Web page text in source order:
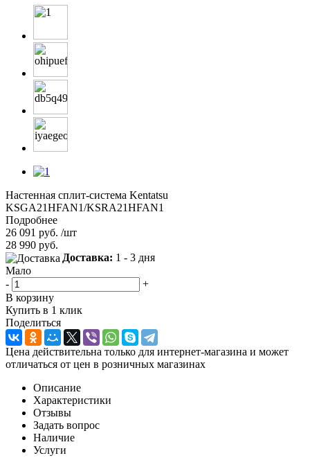
Настенная сплит-система Kentatsu
KSGA21HFAN1/KSRA21HFAN1
Подробнее
26 091 руб. /шт
28 990 руб.
Доставка: 1 - 3 дня
Мало
-
+
В корзину
Купить в 1 клик
Поделиться
Цена действительна только для интернет-магазина и может
отличаться от цен в розничных магазинах
Описание
Характеристики
Отзывы
Задать вопрос
Наличие
Услуги